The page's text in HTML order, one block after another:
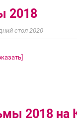
2018
стол 2020
2018 на